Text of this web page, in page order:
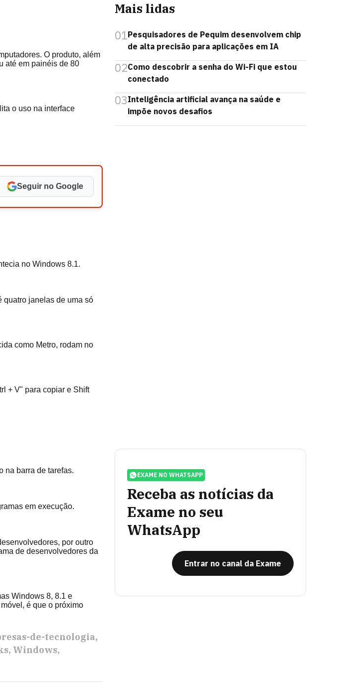
O produto, além
até em painéis de 80
o uso na interface
Seguir no Google
no Windows 8.1.
quatro janelas de uma só
como Metro, rodam no
+ V" para copiar e Shift
na barra de tarefas.
em execução.
por outro
de desenvolvedores da
Windows 8, 8.1 e
é que o próximo
de-tecnologia
Windows
Mais lidas
01Pesquisadores de Pequim desenvolvem chip
de alta precisão para aplicações em IA
02Como descobrir a senha do Wi-Fi que estou
conectado
03Inteligência artificial avança na saúde e
impõe novos desafios
EXAME NO WHATSAPP
Receba as notícias da
Exame no seu
WhatsApp
Entrar no canal da Exame